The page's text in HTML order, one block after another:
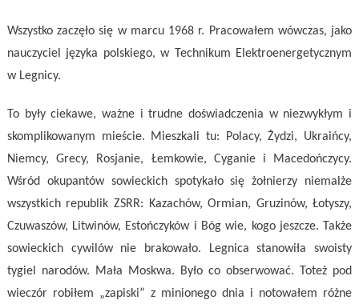
Wszystko zaczęło się w marcu 1968 r. Pracowałem wówczas, jako
nauczyciel języka polskiego, w Technikum Elektroenergetycznym
w Legnicy.
To były ciekawe, ważne i trudne doświadczenia w niezwykłym i
skomplikowanym mieście. Mieszkali tu: Polacy, Żydzi, Ukraińcy,
Niemcy, Grecy, Rosjanie, Łemkowie, Cyganie i Macedończycy.
Wśród okupantów sowieckich spotykało się żołnierzy niemalże
wszystkich republik ZSRR: Kazachów, Ormian, Gruzinów, Łotyszy,
Czuwaszów, Litwinów, Estończyków i Bóg wie, kogo jeszcze. Także
sowieckich cywilów nie brakowało. Legnica stanowiła swoisty
tygiel narodów. Mała Moskwa. Było co obserwować. Toteż pod
wieczór robiłem „zapiski” z minionego dnia i notowałem różne